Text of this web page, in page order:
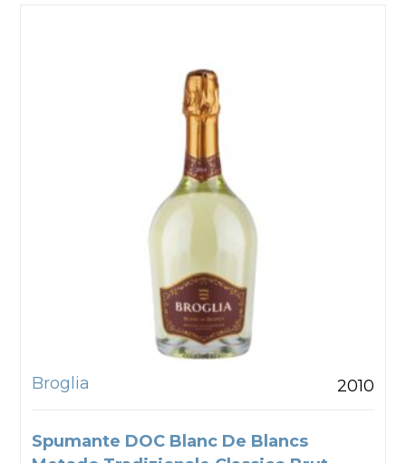
Broglia 2010
Spumante DOC Blanc De Blancs